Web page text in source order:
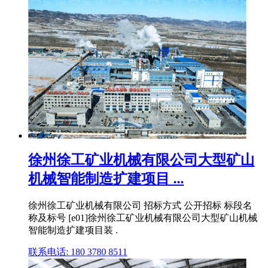
徐州徐工矿业机械有限公司大型矿山
机械智能制造扩建项目 ...
徐州徐工矿业机械有限公司 招标方式 公开招标 标段名
称及标号 [e01]徐州徐工矿业机械有限公司大型矿山机械
智能制造扩建项目装 .
联系电话: 180 3780 8511